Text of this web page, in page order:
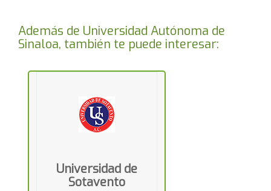
Además de Universidad Autónoma de
Sinaloa, también te puede interesar:
Universidad de
Sotavento